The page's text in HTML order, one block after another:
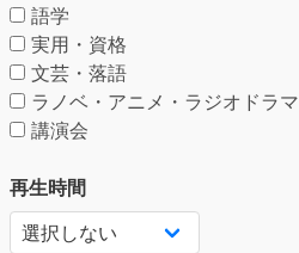
語学
実用・資格
文芸・落語
ラノベ・アニメ・ラジオドラマ
講演会
再生時間